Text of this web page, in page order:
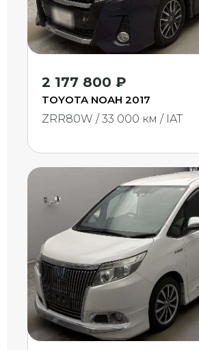
2 177 800 ₽
TOYOTA NOAH 2017
ZRR80W / 33 000 км / IAT